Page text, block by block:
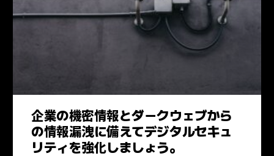
企業の機密情報とダークウェブから
の情報漏洩に備えてデジタルセキュ
リティを強化しましょう。